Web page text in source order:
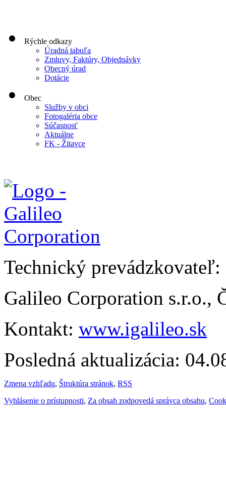
Rýchle odkazy
Úradná tabuľa
Zmluvy, Faktúry, Objednávky
Obecný úrad
Dotácie
Obec
Služby v obci
Fotogaléria obce
Súčasnosť
Aktuálne
FK - Žitavce
Technický prevádzkovateľ:
Galileo Corporation s.r.o.,
Kontakt: www.igalileo.sk
Posledná aktualizácia:
Zmena vzhľadu, Štruktúra stránok, RSS
Vyhlásenie o prístupnosti, Za obsah zodpovedá správca obsahu,